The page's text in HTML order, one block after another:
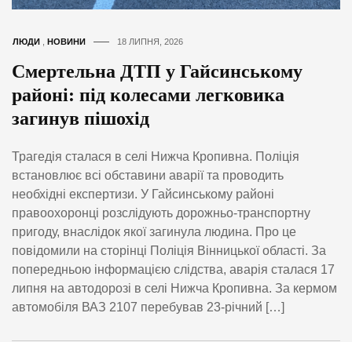
ЛЮДИ НОВИНИ 18 ЛИПНЯ, 2026
Смертельна ДТП у Гайсинському
районі: під колесами легковика
загинув пішохід
Трагедія сталася в селі Нижча Кропивна. Поліція
встановлює всі обставини аварії та проводить
необхідні експертизи. У Гайсинському районі
правоохоронці розслідують дорожньо-транспортну
пригоду, внаслідок якої загинула людина. Про це
повідомили на сторінці Поліція Вінницької області. За
попередньою інформацією слідства, аварія сталася 17
липня на автодорозі в селі Нижча Кропивна. За кермом
автомобіля ВАЗ 2107 перебував 23-річний […]